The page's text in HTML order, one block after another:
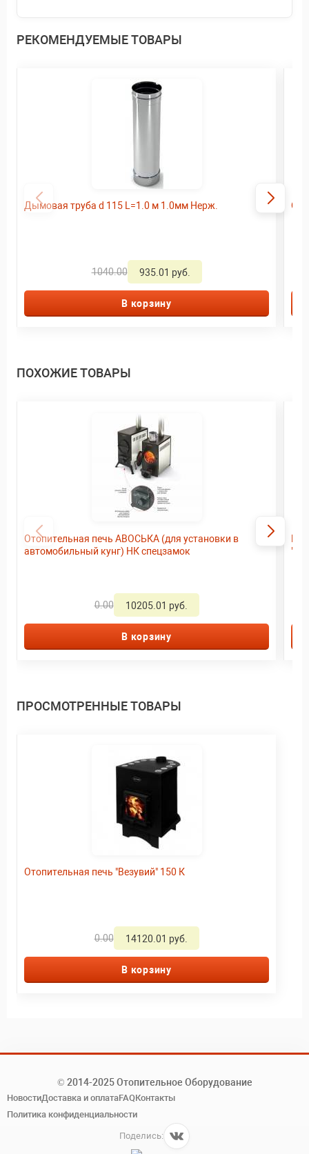
РЕКОМЕНДУЕМЫЕ ТОВАРЫ
Дымовая труба d 115 L=1.0 м 1.0мм Нерж.
1040.00 935.01 руб.
В корзину
ПОХОЖИЕ ТОВАРЫ
Отопительная печь АВОСЬКА (для установки в
автомобильный кунг) НК спецзамок
0.00 10205.01 руб.
В корзину
ПРОСМОТРЕННЫЕ ТОВАРЫ
Отопительная печь "Везувий" 150 К
0.00 14120.01 руб.
В корзину
© 2014-2025 Отопительное Оборудование
НовостиДоставка и оплатаFAQКонтакты
Политика конфиденциальности
Поделись: